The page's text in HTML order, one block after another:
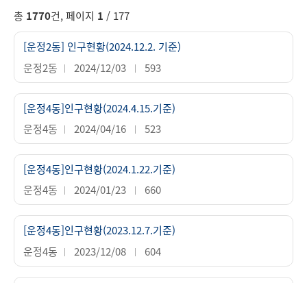
총 1770건, 페이지 1 / 177
[운정2동] 인구현황(2024.12.2. 기준)
운정2동
2024/12/03 593
[운정4동]인구현황(2024.4.15.기준)
운정4동
2024/04/16 523
[운정4동]인구현황(2024.1.22.기준)
운정4동
2024/01/23 660
[운정4동]인구현황(2023.12.7.기준)
운정4동
2023/12/08 604